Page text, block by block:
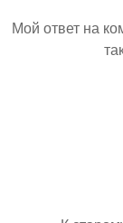
Мой ответ на